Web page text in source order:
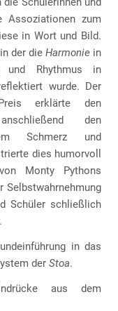
Assoziationen zum
in Wort und Bild.
der die Harmonie in
und Rhythmus in
wurde. Der
erklärte den
den
Schmerz und
dies humorvoll
Monty Pythons
Selbstwahrnehmung
Schüler schließlich
in das
der Stoa.
aus dem